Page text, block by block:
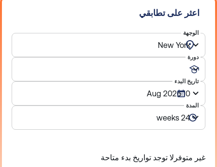
اعثر على تطابقي
الوجهة
دورة
تاريخ البدء
المدة
غير متوفرلا توجد تواريخ بدء متاحة